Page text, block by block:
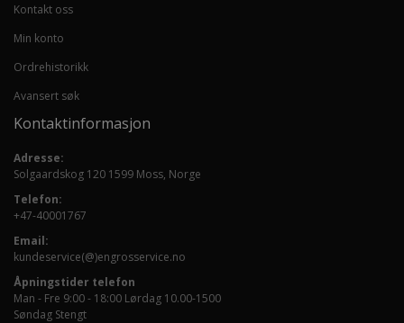
Kontakt oss
Min konto
Ordrehistorikk
Avansert søk
Kontaktinformasjon
Adresse:
Solgaardskog 120 1599 Moss, Norge
Telefon:
+47-40001767
Email:
kundeservice(@)engrosservice.no
Åpningstider telefon
Man - Fre 9:00 - 18:00 Lørdag 10.00-1500
Søndag Stengt